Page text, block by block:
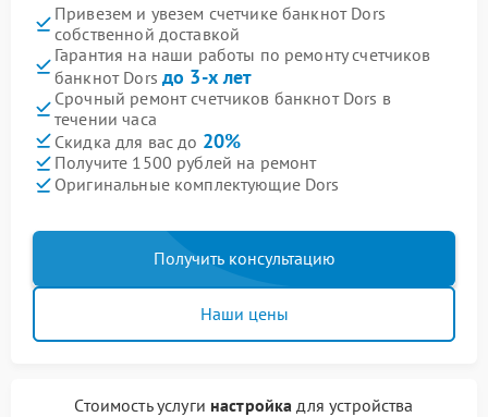
Привезем и увезем счетчике банкнот Dors
собственной доставкой
Гарантия на наши работы по ремонту счетчиков
банкнот Dors до 3-х лет
Срочный ремонт счетчиков банкнот Dors в
течении часа
Скидка для вас до 20%
Получите 1500 рублей на ремонт
Оригинальные комплектующие Dors
Получить консультацию
Наши цены
Стоимость услуги настройка для устройства